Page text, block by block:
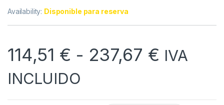
Availability: Disponible para reserva
114,51 € - 237,67 € Rango
IVA
INCLUIDO